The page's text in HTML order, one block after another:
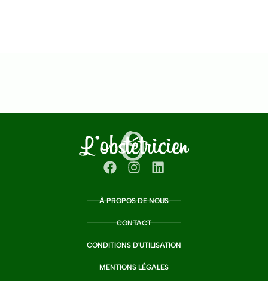
À PROPOS DE NOUS
CONTACT
CONDITIONS D'UTILISATION
MENTIONS LÉGALES